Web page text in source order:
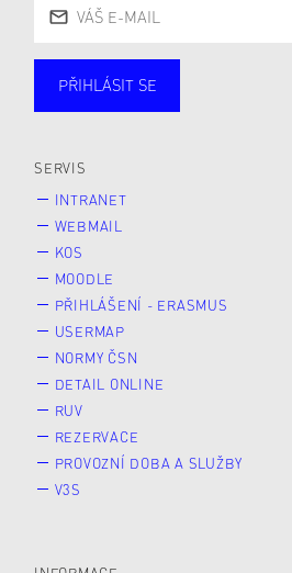
PŘIHLÁSIT SE
SERVIS
INTRANET
WEBMAIL
KOS
MOODLE
PŘIHLÁŠENÍ - ERASMUS
USERMAP
NORMY ČSN
DETAIL ONLINE
RUV
REZERVACE
PROVOZNÍ DOBA A SLUŽBY
V3S